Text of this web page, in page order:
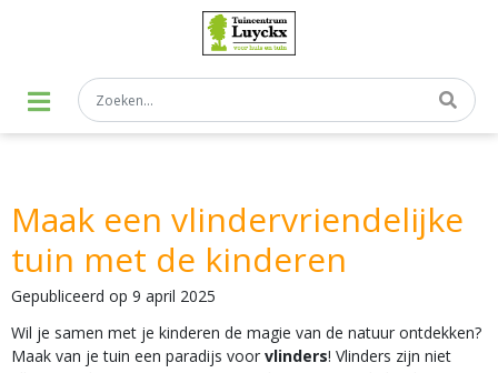
Maak een vlindervriendelijke
tuin met de kinderen
Gepubliceerd op 9 april 2025
Wil je samen met je kinderen de magie van de natuur ontdekken?
Maak van je tuin een paradijs voor vlinders! Vlinders zijn niet